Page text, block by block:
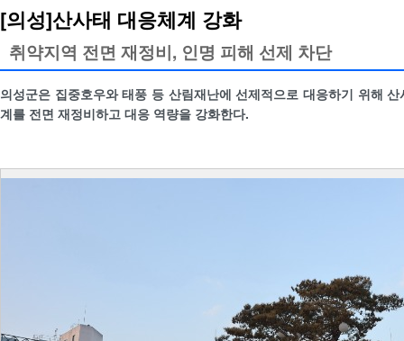
[의성]산사태 대응체계 강화
취약지역 전면 재정비, 인명 피해 선제 차단
의성군은 집중호우와 태풍 등 산림재난에 선제적으로 대응하기 위해
계를 전면 재정비하고 대응 역량을 강화한다.